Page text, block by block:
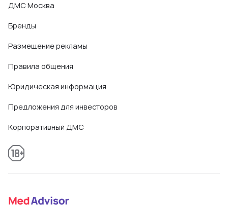
ДМС Москва
Бренды
Размещение рекламы
Правила общения
Юридическая информация
Предложения для инвесторов
Корпоративный ДМС